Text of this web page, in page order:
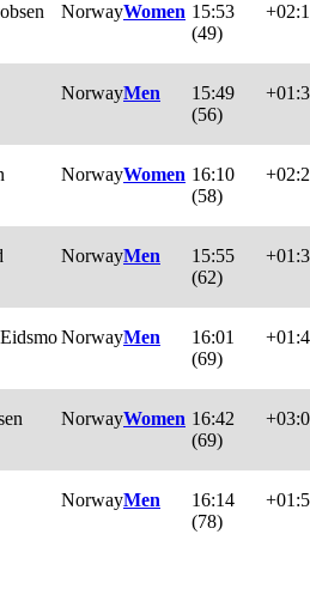
NorwayWomen 15:53
(49)
NorwayMen
15:49
(56)
NorwayWomen 16:10
(58)
NorwayMen
15:55
(62)
NorwayMen
16:01
(69)
NorwayWomen 16:42
(69)
NorwayMen
16:14
(78)